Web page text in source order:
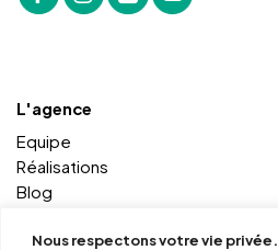
Nous respectons votre vie privée.
L'agence
Equipe
Réalisations
Blog